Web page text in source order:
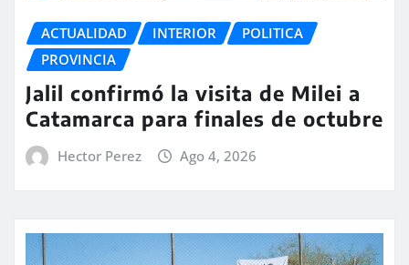
ACTUALIDAD INTERIOR
POLITICA
PROVINCIA
Jalil confirmó la visita de Milei a
Catamarca para finales de octubre
Hector Perez Ago 4, 2026